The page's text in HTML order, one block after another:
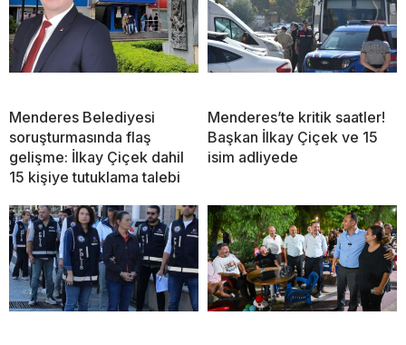
Menderes Belediyesi
soruşturmasında flaş
gelişme: İlkay Çiçek dahil
15 kişiye tutuklama talebi
Menderes’te kritik saatler!
Başkan İlkay Çiçek ve 15
isim adliyede